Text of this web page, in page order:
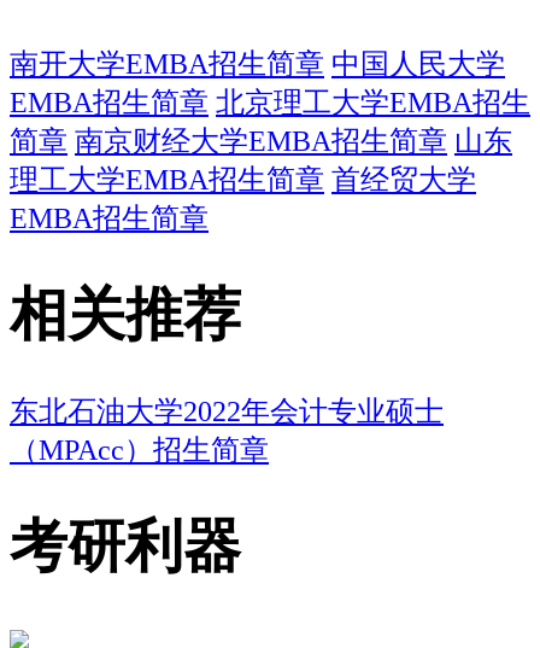
南开大学EMBA招生简章 中国人民大学
EMBA招生简章 北京理工大学EMBA招生
简章 南京财经大学EMBA招生简章 山东
理工大学EMBA招生简章 首经贸大学
EMBA招生简章
相关推荐
东北石油大学2022年会计专业硕士
（MPAcc）招生简章
考研利器